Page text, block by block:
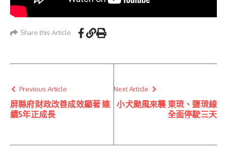
Share this Article
Previous Article
屏縣府財政改善成效顯著 連
續5年正成長
Next Article
小犬颱風來襲 東琉、鹽琉線
全面停駛三天